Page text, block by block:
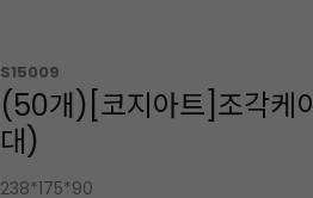
S15009
(50개)[코지아트]조각케
대)
238*175*90